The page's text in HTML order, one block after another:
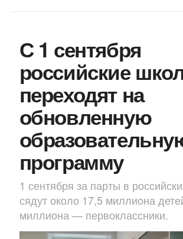
С 1 сентября
российские
переходят на
обновленную
программу
1 сентября за парты в
сядут около 17,5 миллиона
миллиона — первоклассники.